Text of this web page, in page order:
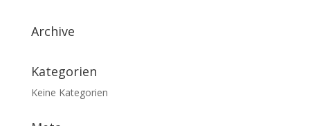
Archive
Kategorien
Keine Kategorien